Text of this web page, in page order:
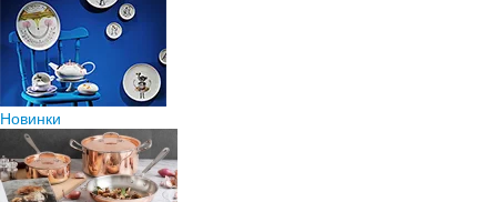
Новинки